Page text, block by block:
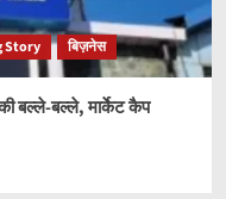
Story बिज़नेस
बल्ले-बल्ले, मार्केट कैप